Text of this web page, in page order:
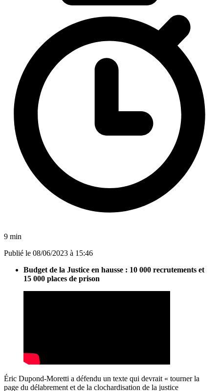
9 min
Publié le 08/06/2023 à 15:46
Budget de la Justice en hausse : 10 000 recrutements et
15 000 places de prison
Éric Dupond-Moretti a défendu un texte qui devrait « tourner la
page du délabrement et de la clochardisation de la justice